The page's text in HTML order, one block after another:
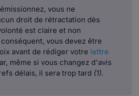
vous ne
droit de rétractation dès
est claire et non
vous devez être
avant de rédiger votre lettre
même si vous changez d'avis
délais, il sera trop tard (1).